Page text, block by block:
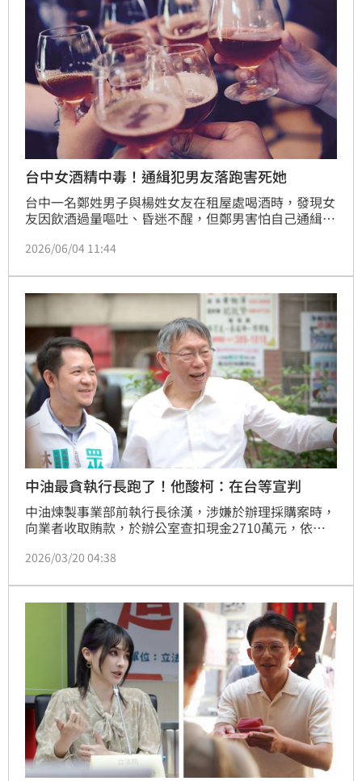
台中女酒精中毒！通緝犯男友落跑害死她
台中一名鄭姓男子與楊姓女友在租屋處喝酒時，發現女
友因飲酒過量嘔吐、昏迷不醒，但鄭男害怕自己通緝身
等楊女的姊姊到場時，楊女已死亡。法醫解剖發現楊女
為鄭男棄楊女於不顧，導致楊女死亡，依遺棄致死罪判
處8月徒刑；全案可上訴。
2026/06/04 11:44
中油最貪執行長跑了！他酸柯：在台等宣判
中油煉製事業部前執行長徐漢，涉嫌於辦理採購案時，
向業者收取賄款，於辦公室查扣現金2710萬元，依貪
萬元交保，限制出境、出海，而案件在下個月一審宣
逃。政治工作者周軒直言，「柯文哲還是乖乖待在台灣
等宣判吧。」
2026/03/20 04:38